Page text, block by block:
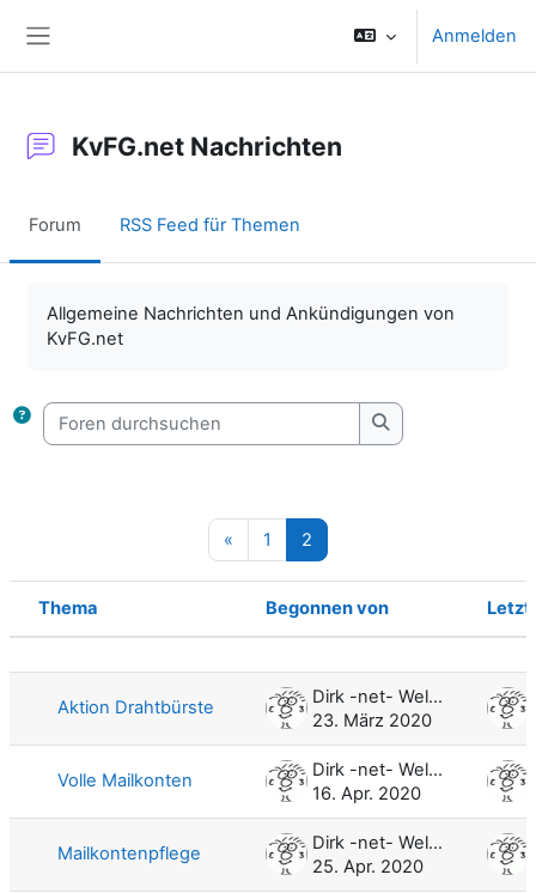
Anmelden
KvFG.net Nachrichten
Forum RSS Feed für Themen
Allgemeine Nachrichten und Ankündigungen von
KvFG.net
Foren durchsuchen
Foren
« Vorherige Seite
1 Seite 1
2
Status
Thema Begonnen von
Aktion Drahtbürste
Dirk -net- Weller
23. März 2020
Volle Mailkonten
Dirk -net- Weller
16. Apr. 2020
Mailkontenpflege
Dirk -net- Weller
25. Apr. 2020